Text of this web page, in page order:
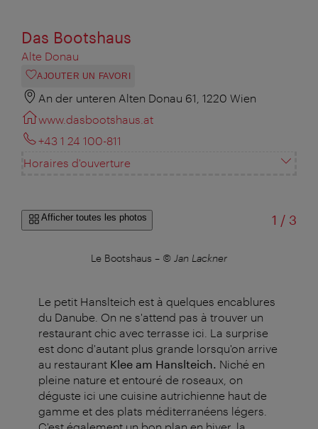
Das Bootshaus
Alte Donau
AJOUTER UN FAVORI
An der unteren Alten Donau 61, 1220 Wien
www.dasbootshaus.at
+43 1 24 100-811
Horaires d'ouverture
Afficher toutes les photos 1 /sur
3
Le Bootshaus – © Jan Lackner
Le petit Hanslteich est à quelques encablures
du Danube. On ne s'attend pas à trouver un
restaurant chic avec terrasse ici. La surprise
est donc d'autant plus grande lorsqu'on arrive
au restaurant Klee am Hanslteich. Niché en
pleine nature et entouré de roseaux, on
déguste ici une cuisine autrichienne haut de
gamme et des plats méditerranéens légers.